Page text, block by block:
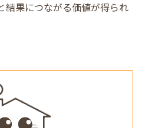
結果につながる価値が得られ